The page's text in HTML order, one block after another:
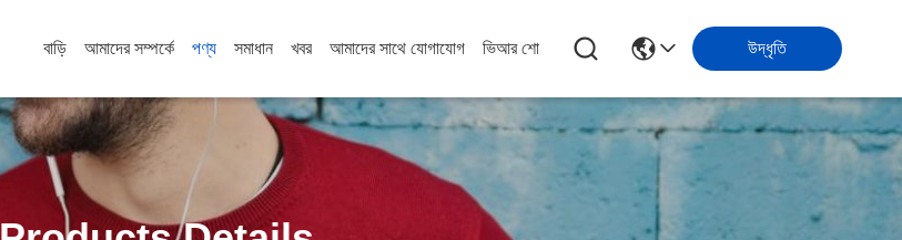
বাড়ি আমাদের সম্পর্কে পণ্য সমাধান খবর আমাদের সাথে যোগাযোগ ভিআর শো উদ্ধৃতি